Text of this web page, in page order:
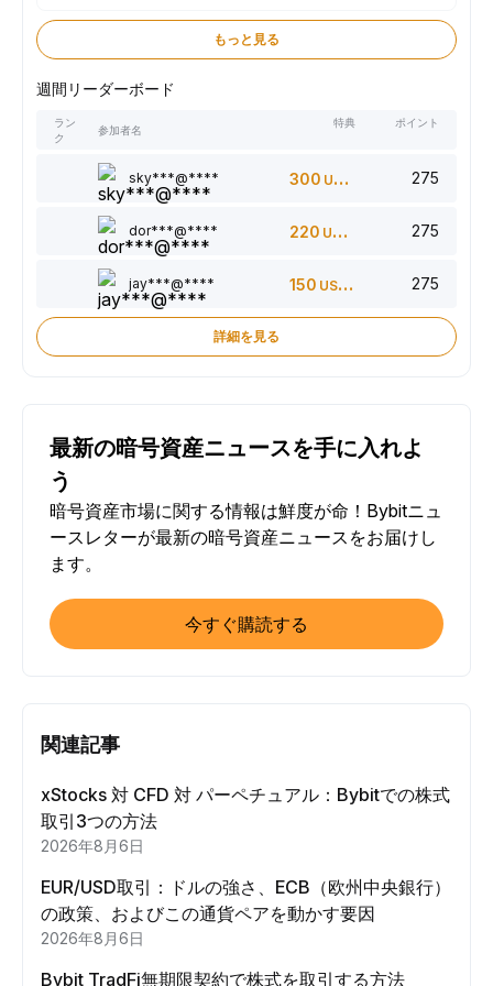
もっと見る
週間リーダーボード
ラン
ク
参加者名
特典 ポイント
sky***@**** 300 USDT 275
dor***@**** 220 USDT 275
jay***@**** 150 USDT 275
詳細を見る
最新の暗号資産ニュースを手に入れよ
う
暗号資産市場に関する情報は鮮度が命！Bybitニュ
ースレターが最新の暗号資産ニュースをお届けし
ます。
今すぐ購読する
関連記事
xStocks 対 CFD 対 パーペチュアル：Bybitでの株式
取引3つの方法
2026年8月6日
EUR/USD取引：ドルの強さ、ECB（欧州中央銀行）
の政策、およびこの通貨ペアを動かす要因
2026年8月6日
Bybit TradFi無期限契約で株式を取引する方法